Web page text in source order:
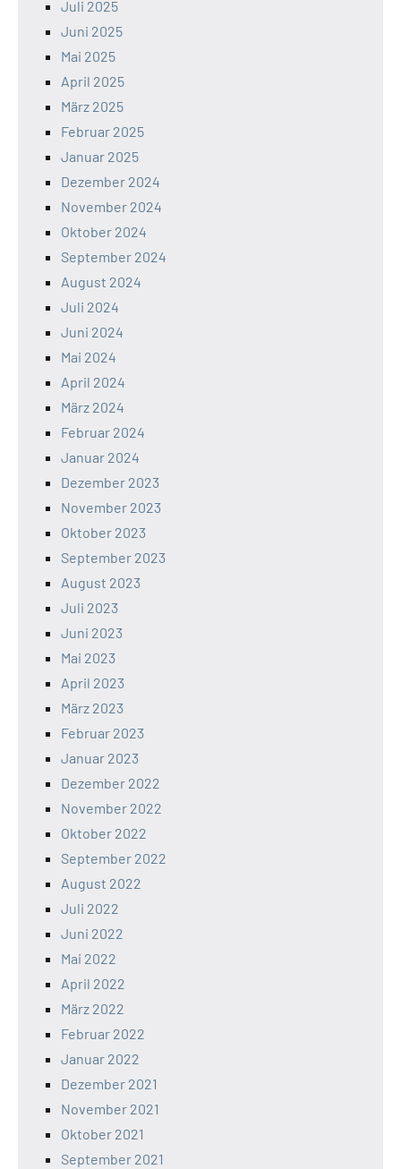
Juli 2025
Juni 2025
Mai 2025
April 2025
März 2025
Februar 2025
Januar 2025
Dezember 2024
November 2024
Oktober 2024
September 2024
August 2024
Juli 2024
Juni 2024
Mai 2024
April 2024
März 2024
Februar 2024
Januar 2024
Dezember 2023
November 2023
Oktober 2023
September 2023
August 2023
Juli 2023
Juni 2023
Mai 2023
April 2023
März 2023
Februar 2023
Januar 2023
Dezember 2022
November 2022
Oktober 2022
September 2022
August 2022
Juli 2022
Juni 2022
Mai 2022
April 2022
März 2022
Februar 2022
Januar 2022
Dezember 2021
November 2021
Oktober 2021
September 2021